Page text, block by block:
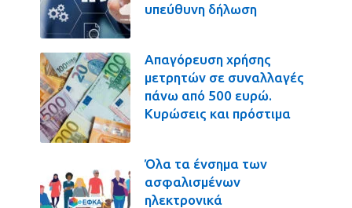
υπεύθυνη δήλωση
Απαγόρευση χρήσης
μετρητών σε συναλλαγές
πάνω από 500 ευρώ.
Κυρώσεις και πρόστιμα
Όλα τα ένσημα των
ασφαλισμένων
ηλεκτρονικά